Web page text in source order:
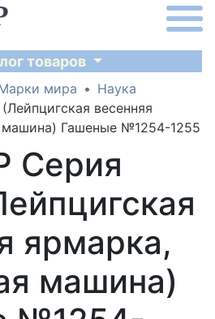
товаров
мира
Наука
весенняя
машина) Гашеные №1254-1255
Серия
ярмарка,
машина)